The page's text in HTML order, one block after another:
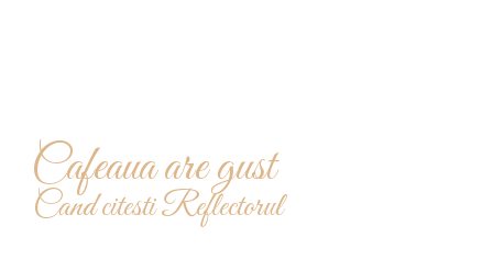
Cafeaua are gust
Cand citesti Reflectorul